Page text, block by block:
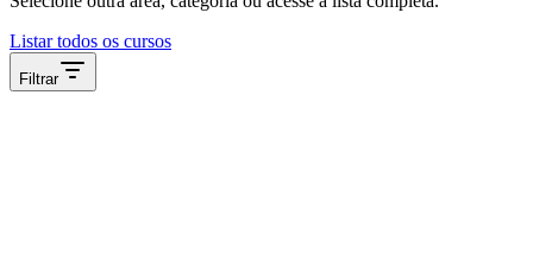
Listar todos os cursos
Filtrar